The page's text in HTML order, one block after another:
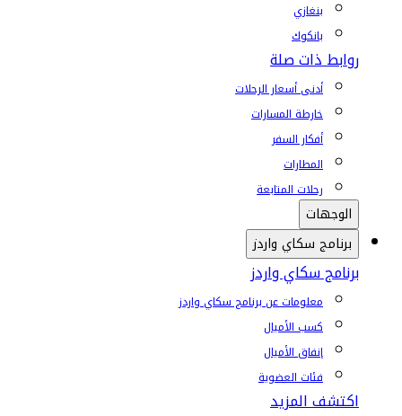
بنغازي
بانكوك
روابط ذات صلة
أدنى أسعار الرحلات
خارطة المسارات
أفكار السفر
المطارات
رحلات المتابعة
الوجهات
برنامج سكاي واردز
برنامج سكاي واردز
معلومات عن برنامج سكاي واردز
كسب الأميال
إنفاق الأميال
فئات العضوية
اكتشف المزيد